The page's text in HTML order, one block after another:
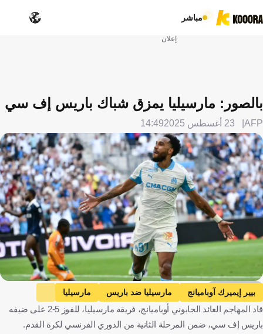
مباشر
إعلان
بالصور: مارسيليا يمزق شباك باريس إف سي
AFP 23 أغسطس 2025 14:49
Getty Images
بيير إيميرك آوباميانج مارسيليا ضد باريس
مارسيليا
باريس
الدوري الفرنسي فرنسا كرة قدم
قاد المهاجم العائد الجابوني أوباميانج، فريقه مارسيليا، للفوز 5-2 على ضيفه
باريس إف سي، ضمن المرحلة الثانية من الدوري الفرنسي لكرة القدم.